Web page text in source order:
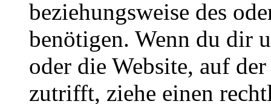
beziehungsweise des
benötigen. Wenn du dir
oder die Website, auf
zutrifft, ziehe einen